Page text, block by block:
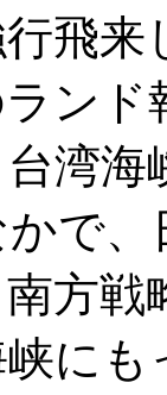
行飛来
ンド
湾
で
方
に